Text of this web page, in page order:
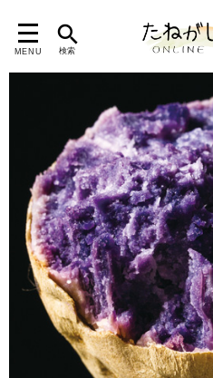
MENU
search
検索